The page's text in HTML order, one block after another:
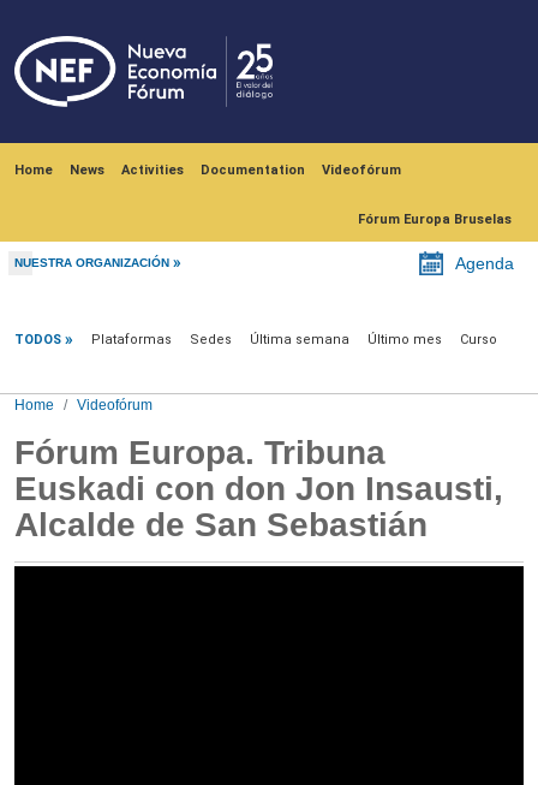
Home News Activities Documentation Videofórum
Fórum Europa Bruselas
NUESTRA ORGANIZACIÓN Agenda
TODOS Plataformas Sedes Última semana Último mes Curso
Home Videofórum
Fórum Europa. Tribuna
Euskadi con don Jon Insausti,
Alcalde de San Sebastián